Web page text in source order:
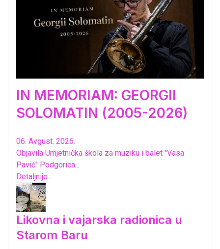
IN MEMORIAM: GEORGII
SOLOMATIN (2005-2026)
06. Avgust. 2026.
Objavila Umjetnička škola za muziku i balet "Vasa
Pavić" Podgorica...
Detaljnije...
Likovna i vajarska radionica u
Starom Baru